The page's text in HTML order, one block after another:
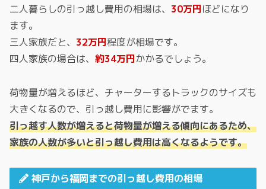
二人暮らしの引っ越し費用の相場は、 30万円ほどになり
ます。
三人家族だと、 32万円程度が相場です。
四人家族の場合は、 約34万円かかるでしょう。
荷物量が増えるほど、チャーターするトラックのサイズも
大きくなるので、引っ越し費用に影響がでます。
引っ越す人数が増えると荷物量が増える傾向にあるため、
家族の人数が多いと引っ越し費用は高くなるようです。
神戸から福岡までの引っ越し費用の相場